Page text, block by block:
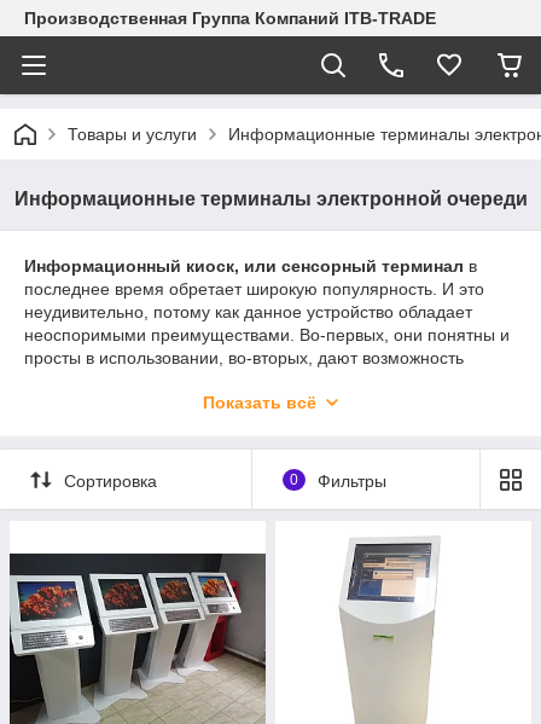
Производственная Группа Компаний ITB-TRADE
Товары и услуги Информационные терминалы
Информационные терминалы электронной очереди
Информационный киоск, или сенсорный терминал в
последнее время обретает широкую популярность. И это
неудивительно, потому как данное устройство обладает
неоспоримыми преимуществами. Во-первых, они понятны и
просты в использовании, во-вторых, дают возможность
получить необходимую услугу или информацию.
учреждениях, отелях, торговых залах, в музеях, в
аэропортах, на вокзалах и на выставках. Эти технологичные
призваны экономить время людей и повышать авторитет
фирмы, установившей их. Информационный киоск позволяет
быстро и своевременно получить информацию о бизнесе и
услугах.
Показать всё
Сортировка 0 Фильтры